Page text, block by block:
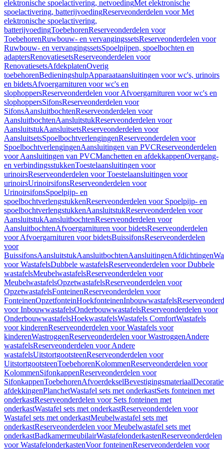
elektronische spoelactivering, netvoedingMet elektronische
spoelactivering, batterijvoedingReserveonderdelen voor Met
elektronische spoelactivering,
batterijvoedingToebehorenReserveonderdelen voor
ToebehorenRuwbouw- en vervangingssetsReserveonderdelen voor
Ruwbouw- en vervangingssetsSpoelpijpen, spoelbochten en
adaptersRenovatiesetsReserveonderdelen voor
RenovatiesetsAfdekplatenOverig
toebehorenBedieningshulpApparaataansluitingen voor wc's, urinoirs
en bidetsAfvoergarnituren voor wc's en
slophoppersReserveonderdelen voor Afvoergarnituren voor wc's en
slophoppersSifonsReserveonderdelen voor
SifonsAansluitbochtenReserveonderdelen voor
AansluitbochtenAansluitstukReserveonderdelen voor
AansluitstukAansluitsetsReserveonderdelen voor
AansluitsetsSpoelbochtverlengingenReserveonderdelen voor
SpoelbochtverlengingenAansluitingen van PVCReserveonderdelen
voor Aansluitingen van PVCManchetten en afdekkappenOvergang-
en verbindingsstukkenToestelaansluitingen voor
urinoirsReserveonderdelen voor Toestelaansluitingen voor
urinoirsUrinoirsifonsReserveonderdelen voor
UrinoirsifonsSpoelpijp- en
spoelbochtverlengstukkenReserveonderdelen voor Spoelpijp- en
spoelbochtverlengstukkenAansluitstukReserveonderdelen voor
AansluitstukAansluitbochtenReserveonderdelen voor
AansluitbochtenAfvoergarnituren voor bidetsReserveonderdelen
voor Afvoergarnituren voor bidetsBuissifonsReserveonderdelen
voor
BuissifonsAansluitstukAansluitbochtenAansluitingenAfdichtingen
voor WastafelsDubbele wastafelsReserveonderdelen voor Dubbele
wastafelsMeubelwastafelsReserveonderdelen voor
MeubelwastafelsOpzetwastafelsReserveonderdelen voor
OpzetwastafelsFonteinenReserveonderdelen voor
FonteinenOpzetfonteinHoekfonteinenInbouwwastafels
voor InbouwwastafelsOnderbouwwastafelsReserveonderdelen voor
OnderbouwwastafelsHoekwastafelsWastafels ComfortWastafels
voor kinderenReserveonderdelen voor Wastafels voor
kinderenWastroggenReserveonderdelen voor WastroggenAndere
wastafelsReserveonderdelen voor Andere
wastafelsUitstortgootsteenReserveonderdelen voor
UitstortgootsteenToebehorenKolommenReserveonderdelen voor
KolommenSifonkappenReserveonderdelen voor
SifonkappenToebehorenAfvoerdekselBevestigingsmateriaal
afdekkingenPlanchetWastafel sets met onderkastSets fonteinen met
onderkastReserveonderdelen voor Sets fonteinen met
onderkastWastafel sets met onderkastReserveonderdelen voor
Wastafel sets met onderkastMeubelwastafel sets met
onderkastReserveonderdelen voor Meubelwastafel sets met
onderkastBadkamermeubilairWastafelonderkastenReserveonderdelen
voor WastafelonderkastenVoor fonteinenReserveonderdelen voor